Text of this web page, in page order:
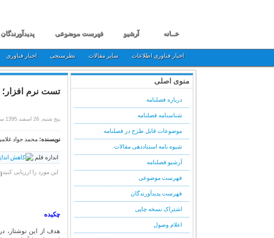
خــانه آرشیو فهرست موضوعی پدیدآورندگان
اخبار فناوری اطلاعات سایر مقالات نظرسنجی اخبار فناوری
تست نرم افزار؛
پنج شنبه, 26 اسفند 1395 ساعت 15:25
نویسنده: محمد جواد
اندازه قلم
این مورد را ارزیابی کنید(4 رای‌ها)
چکیده
هدف از این نوشتار،
منوی اصلی
درباره فصلنامه
شناسنامه فصلنامه
موضوعات قابل طرح در فصلنامه
شیوه نامه استناددهی مقالات
آرشیو فصلنامه
فهرست موضوعی
فهرست پدیدآورندگان
اشتراک نسخه چاپی
اعلام وصول